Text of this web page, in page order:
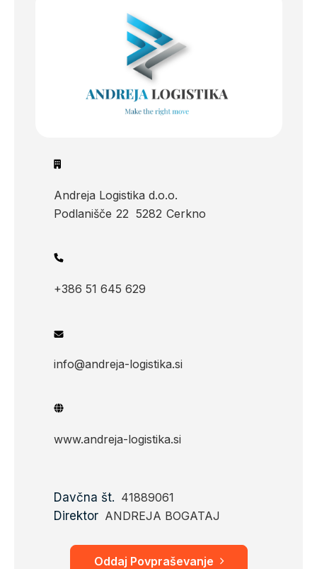
Andreja Logistika d.o.o.
Podlanišče 22 5282 Cerkno
+386 51 645 629
info@andreja-logistika.si
www.andreja-logistika.si
Davčna št. 41889061
Direktor ANDREJA BOGATAJ
Oddaj Povpraševanje